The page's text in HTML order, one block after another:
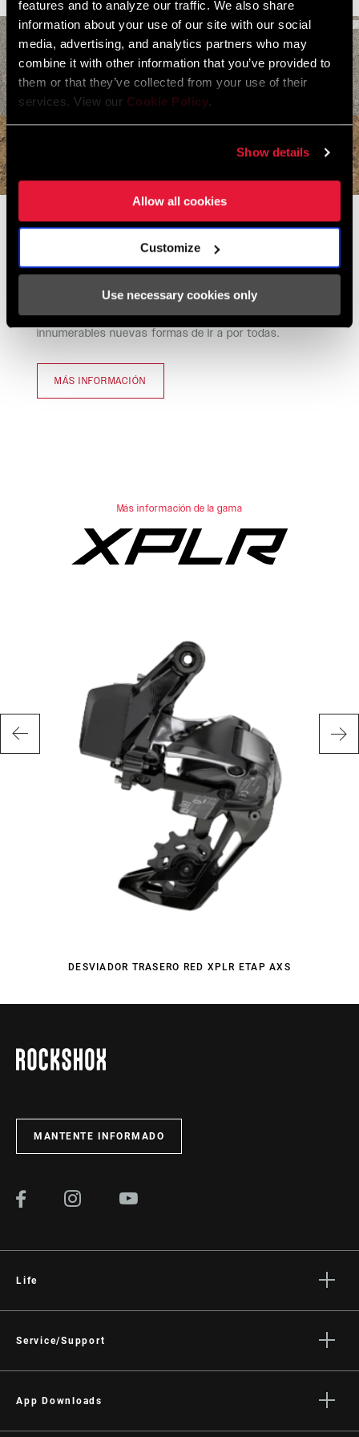
features and to analyze our traffic. We also share
information about your use of our site with our social
media, advertising, and analytics partners who may
combine it with other information that you’ve provided to
them or that they’ve collected from your use of their
services. View our Cookie Policy.
Show details
Allow all cookies
Customize
Use necessary cookies only
01 / 02
WEIGHT (G) 562
WEIGHT BASED
ON
75mm Travel 400mm Length W/O
battery - Battery 25g
MONTAJE. MANTENIMIENTO. COMPATIBILIDAD.Encuentra toda la
documentación necesaria para el montaje, uso y
mantenimiento de los componentes, en el centro de
asistencia SRAM.
Toda la colección
Tres reconocidas marcas. Tres gamas de productos.
La gama XPLR está diseñada para que los ciclistas de
carretera, montaña y Gravel dispongan de
innumerables nuevas formas de ir a por todas.
MÁS INFORMACIÓN
Más información de la gama
DESVIADOR TRASERO RED XPLR ETAP AXS
MANTENTE INFORMADO
Life
Cultura
Service/Support
Dealer Support
App Downloads